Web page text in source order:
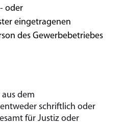
oder
eingetragenen
des Gewerbebetriebes
dem
schriftlich oder
für Justiz oder